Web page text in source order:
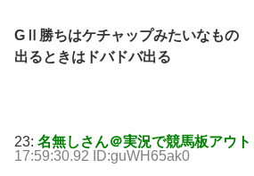
GⅡ勝ちはケチャップみたいなもの
出るときはドバドバ出る
23: 名無しさん＠実況で競馬板アウト
17:59:30.92 ID:guWH65ak0